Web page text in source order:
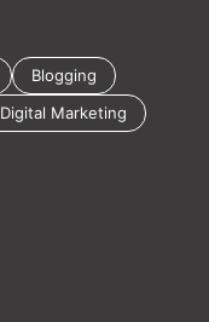
Blogging
Digital Marketing